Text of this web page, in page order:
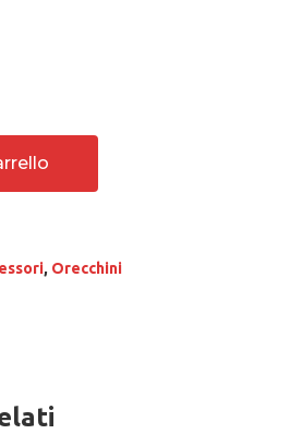
, Orecchini